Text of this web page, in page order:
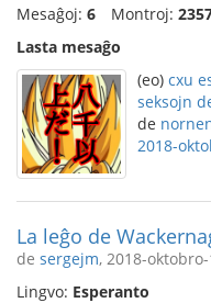
Mesaĝoj: 6 Montroj:
Lasta mesaĝo
(eo) cxu
seksojn
de
2018-
La leĝo de
de sergejm, 2018-
Lingvo: Esperanto